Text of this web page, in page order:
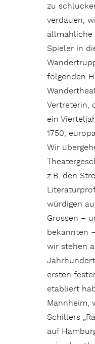
zu
verdauen,
allmähliche
Spieler in
folgenden
Vertreterin,
ein
1750,
Wir
z.B. den
würdigen
Grössen –
bekannten
wir stehen
ersten
etabliert
Mannheim,
Schillers
auf